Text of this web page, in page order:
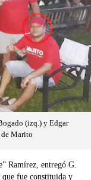
(izq.) y Edgar
de Marito
Ramírez, entregó G.
fue constituida y